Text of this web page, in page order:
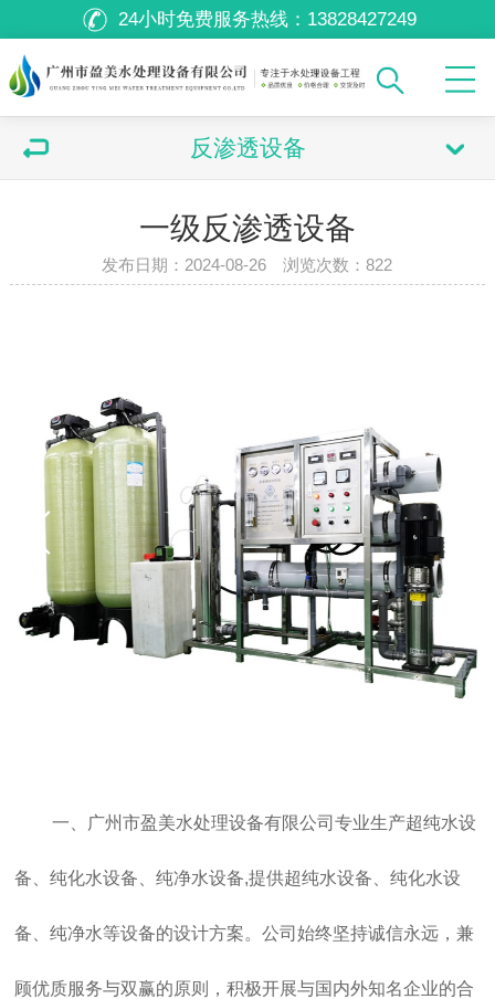
24小时免费服务热线： 13828427249
反渗透设备
一级反渗透设备
发布日期：2024-08-26 浏览次数：822
一、广州市盈美水处理设备有限公司专业生产超纯水设
备、纯化水设备、纯净水设备,提供超纯水设备、纯化水设
备、纯净水等设备的设计方案。公司始终坚持诚信永远，兼
顾优质服务与双赢的原则，积极开展与国内外知名企业的合